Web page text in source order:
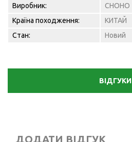
Виробник:
CHOHO
Країна походження:
КИТАЙ
Стан:
Новий
ВІДГУКИ
ДОДАТИ ВІДГУК